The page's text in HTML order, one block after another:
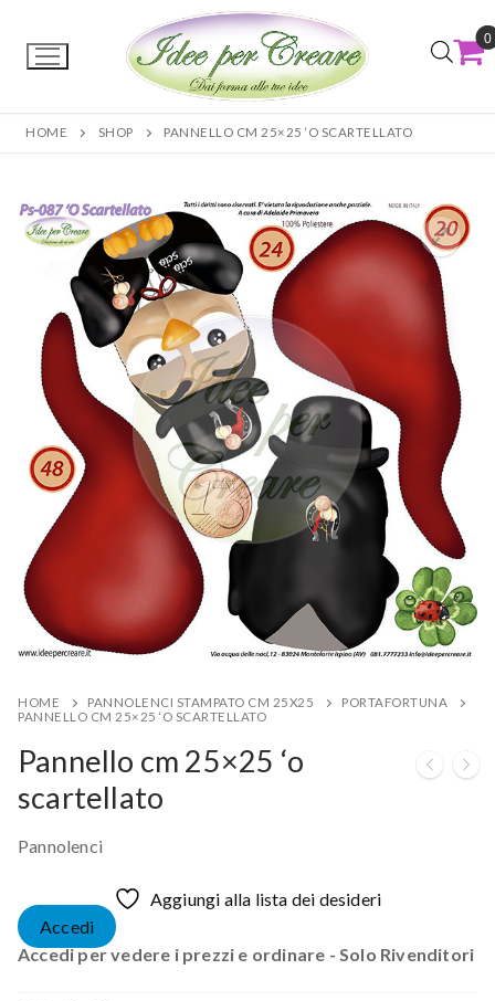
0
HOME SHOP PANNELLO CM 25×25 ‘O SCARTELLATO
HOME PANNOLENCI STAMPATO CM 25X25
PORTAFORTUNA
PANNELLO CM 25×25 ‘O SCARTELLATO
Pannello cm 25×25 ‘o
scartellato
Pannolenci
Aggiungi alla lista dei desideri
Accedi
Accedi per vedere i prezzi e ordinare - Solo Rivenditori